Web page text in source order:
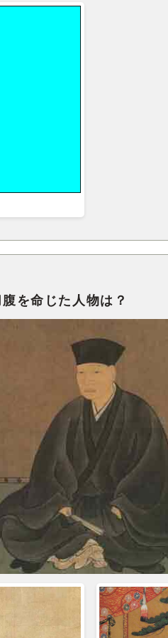
を命じた人物は？